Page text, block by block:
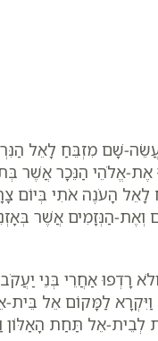
שָׁם מִזְבֵּחַ לָאֵל
אֱלֹהֵי הַנֵּכָר אֲשֶׁר
הָעֹנֶה אֹתִי בְּיוֹם
וְאֶת-הַנְּזָמִים אֲשֶׁר
רָדְפוּ אַחֲרֵי בְּנֵי
וַיִּקְרָא לַמָּקוֹם אֵל
אֵל תַּחַת הָאַלּוֹן